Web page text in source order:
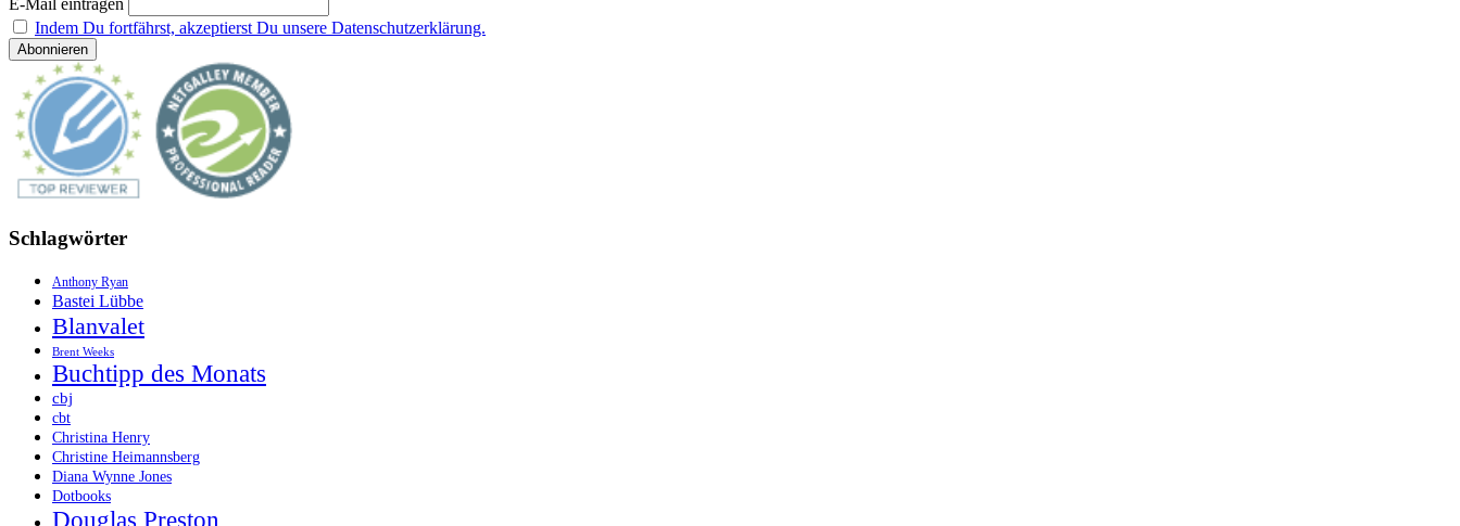
E-Mail eintragen
Indem Du fortfährst, akzeptierst Du unsere Datenschutzerklärung.
Schlagwörter
Anthony Ryan
Bastei Lübbe
Blanvalet
Brent Weeks
Buchtipp des Monats
cbj
cbt
Christina Henry
Christine Heimannsberg
Diana Wynne Jones
Dotbooks
Douglas Preston